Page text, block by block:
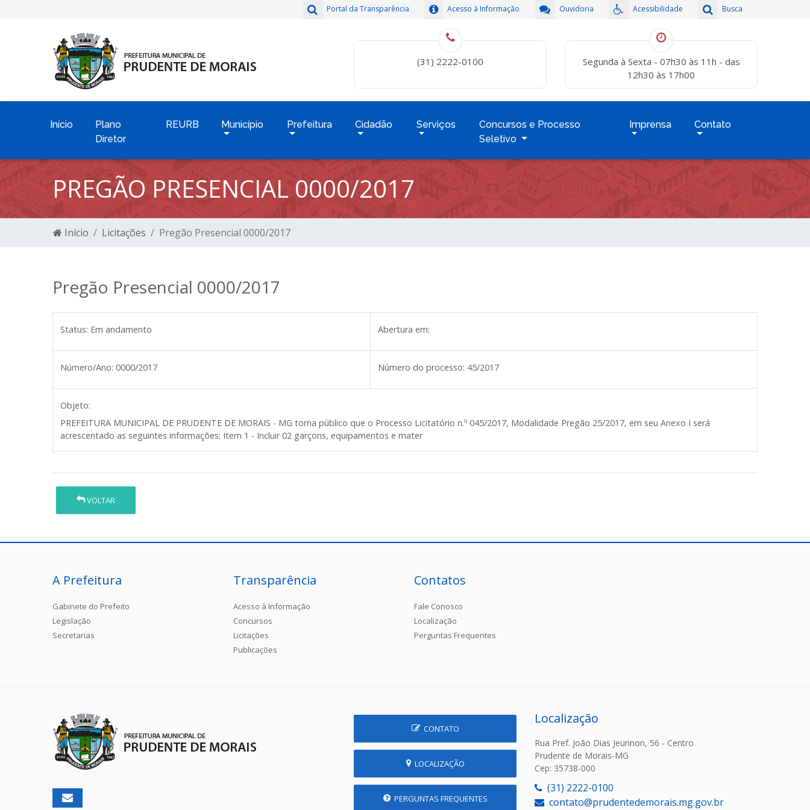
Busca
Acessibilidade
Ouvidoria
Acesso à Informação
Portal da Transparência
(31) 2222-0100
Segunda à Sexta - 07h30 às 11h - das
12h30 às 17h00
Início
Plano
Diretor
REURB Município Prefeitura Cidadão Serviços
Concursos e Processo
Seletivo
Imprensa Contato
PREGÃO PRESENCIAL 0000/2017
Início Licitações Pregão Presencial 0000/2017
Pregão Presencial 0000/2017
Status: Em andamento Abertura em:
Número/Ano: 0000/2017 Número do processo: 45/2017
Objeto:
PREFEITURA MUNICIPAL DE PRUDENTE DE MORAIS - MG torna público que o Processo Licitatório n.º 045/2017, Modalidade Pregão 25/2017, em seu Anexo I será
acrescentado as seguintes informações: Item 1 - Incluir 02 garçons, equipamentos e mater
VOLTAR
A Prefeitura
Gabinete do Prefeito
Legislação
Secretarias
Transparência
Acesso à Informação
Concursos
Licitações
Publicações
Contatos
Fale Conosco
Localização
Perguntas Frequentes
CONTATO
LOCALIZAÇÃO
PERGUNTAS FREQUENTES
Localização
Rua Pref. João Dias Jeunnon, 56 - Centro
Prudente de Morais-MG
Cep: 35738-000
(31) 2222-0100
contato@prudentedemorais.mg.gov.br